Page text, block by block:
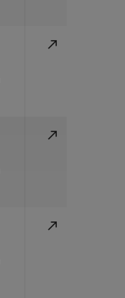
call_made
call_made
call_made